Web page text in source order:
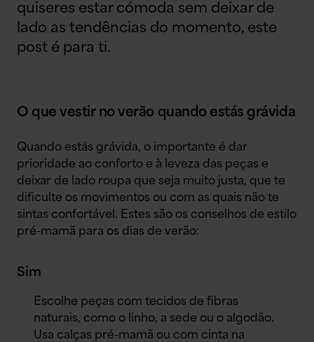
quiseres estar cómoda sem deixar de
lado as tendências do momento, este
post é para ti.
O que vestir no verão quando estás grávida
Quando estás grávida, o importante é dar
prioridade ao conforto e à leveza das peças e
deixar de lado roupa que seja muito justa, que te
dificulte os movimentos ou com as quais não te
sintas confortável. Estes são os conselhos de estilo
pré-mamã para os dias de verão:
Sim
Escolhe peças com tecidos de fibras
naturais, como o linho, a sede ou o algodão.
Usa calças pré-mamã ou com cinta na